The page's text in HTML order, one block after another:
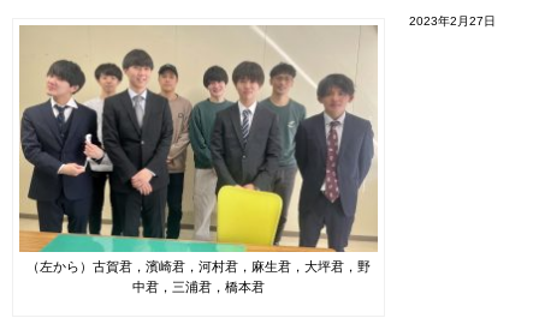
（左から）古賀君，濱崎君，河村君，麻生君，大坪君，野
中君，三浦君，橋本君
2023年2月27日